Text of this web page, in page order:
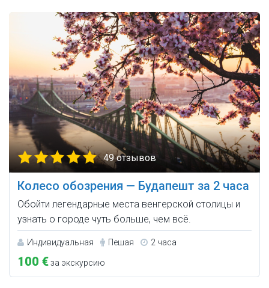
49 отзывов
Колесо обозрения — Будапешт за 2 часа
Обойти легендарные места венгерской столицы и
узнать о городе чуть больше, чем всё.
Индивидуальная Пешая 2 часа
100 €за экскурсию